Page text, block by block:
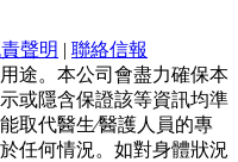
聲明 | 聯絡信報
途。本公司會盡力確保本
或隱含保證該等資訊均準
取代醫生∕醫護人員的專
任何情況。如對身體狀況